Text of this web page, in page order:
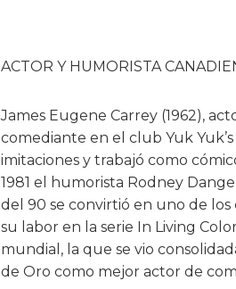
ACTOR Y HUMORISTA
James Eugene Carrey (1962),
comediante en el club Yuk
imitaciones y trabajó como
1981 el humorista Rodney
del 90 se convirtió en uno de
su labor en la serie In Living
mundial, la que se vio
de Oro como mejor actor de